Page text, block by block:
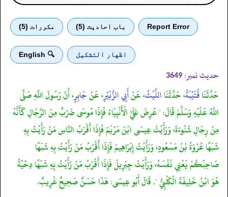
Report Error باب احادیث (5) مكررات (5)
اظهار التشكيل 🔍 English
حدیث نمبر: 3649
حَدَّثَنَاقُتَيْبَةُ، حَدَّثَنَااللَّيْثُ، عَنْأَبِي الزُّبَيْرِ، عَنْجَابِرٍ، أَنّ رَسُولَ اللَّهِ صَلَّى
اللَّهُ عَلَيْهِ وَسَلَّمَ قَالَ: " عُرِضَ عَلَيَّ الْأَنْبِيَاءُ فَإِذَا مُوسَى ضَرْبٌ مِنَ الرِّجَالِ كَأَنَّهُ
مِنْ رِجَالِ شَنُوءَةَ، وَرَأَيْتُ عِيسَى ابْنَ مَرْيَمَ فَإِذَا أَقْرَبُ النَّاسِ مَنْ رَأَيْتُ بِهِ
شَبَهًا عُرْوَةُ بْنُ مَسْعُودٍ، وَرَأَيْتُ إِبْرَاهِيمَ فَإِذَا أَقْرَبُ مَنْ رَأَيْتُ بِهِ شَبَهًا
صَاحِبُكُمْ يَعْنِي نَفْسَهُ، وَرَأَيْتُ جِبْرِيلَ فَإِذَا أَقْرَبُ مَنْ رَأَيْتُ بِهِ شَبَهًا دِحْيَةُ
هُوَ ابْنُ خَلِيفَةَ الْكَلْبِيُّ ". قَالَ أَبُو عِيسَى: هَذَا حَسَنٌ صَحِيحٌ غَرِيبٌ.